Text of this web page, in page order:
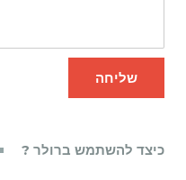
שליחה
כיצד להשתמש ברולר ?